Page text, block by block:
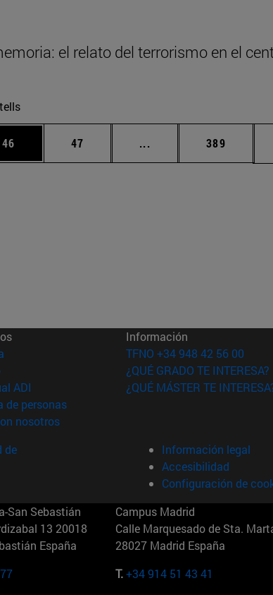
el relato del terrorismo en el
TAB para desplazarse.
Página
46 Página
47 ... Páginas intermedias
Página
389
(abre en nueva ventana)
(abre en nueva ventana)
ADI (abre en nueva ventana)
de personas(abre en nueva ventana)
nosotros(abre en nueva ventana)
Información
TFNO +34 948 42 56 00
¿QUÉ GRADO TE INTERESA?
¿QUÉ MÁSTER TE
de
Información legal
Accesibilidad
Configuración de
San Sebastián
13 20018
España
Campus Madrid
Calle Marquesado de Sta.
28027 Madrid España
T.+34 914 51 43 41